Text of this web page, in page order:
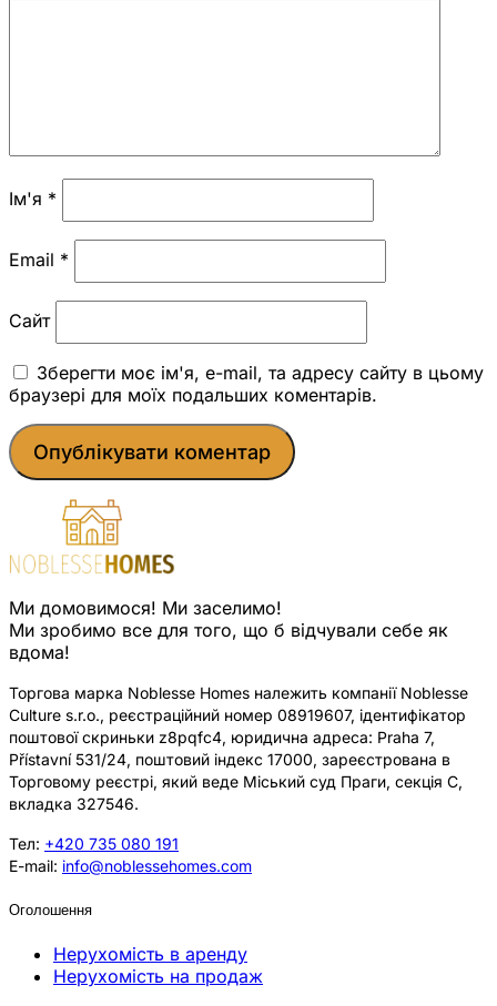
Ім'я *
Email *
Сайт
Зберегти моє ім'я, e-mail, та адресу сайту в цьому
браузері для моїх подальших коментарів.
Ми домовимося! Ми заселимо!
Ми зробимо все для того, що б відчували себе як
вдома!
Торгова марка Noblesse Homes належить компанії Noblesse
Culture s.r.o., реєстраційний номер 08919607, ідентифікатор
поштової скриньки z8pqfc4, юридична адреса: Praha 7,
Přístavní 531/24, поштовий індекс 17000, зареєстрована в
Торговому реєстрі, який веде Міський суд Праги, секція C,
вкладка 327546.
Тел: +420 735 080 191
E-mail: info@noblessehomes.com
Оголошення
Нерухомість в аренду
Нерухомість на продаж